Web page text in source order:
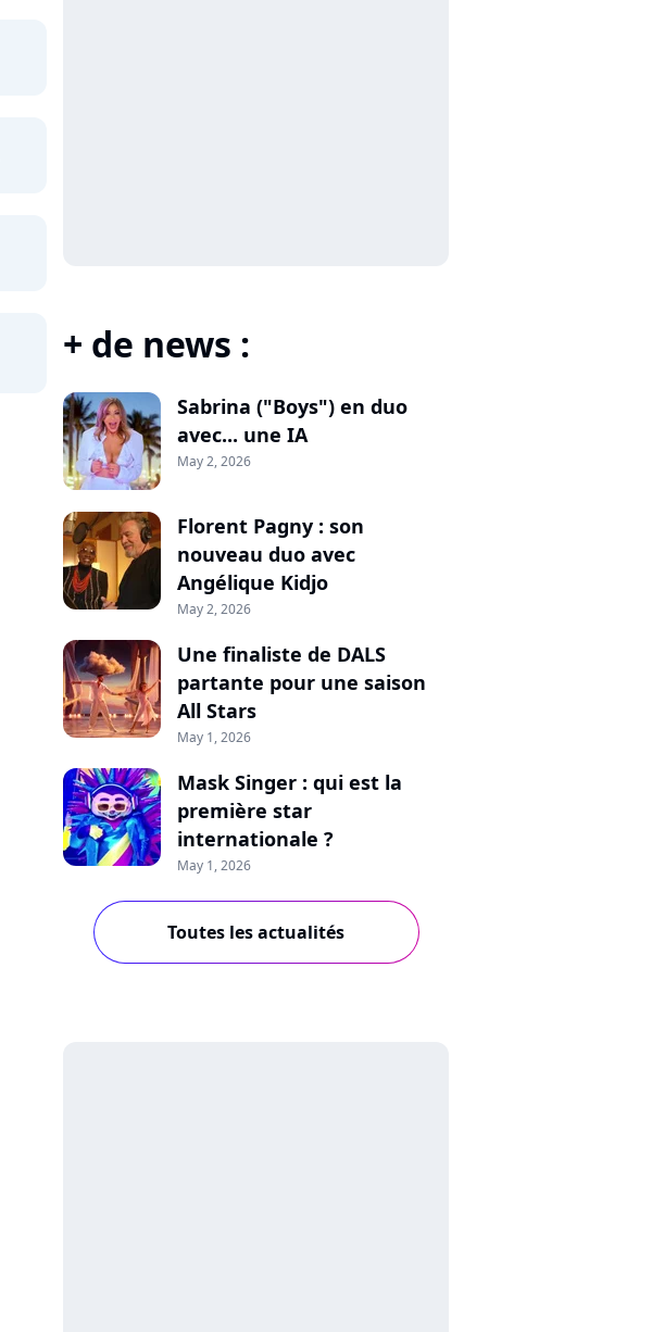
+ de news :
Sabrina ("Boys") en duo
avec... une IA
May 2, 2026
Florent Pagny : son
nouveau duo avec
Angélique Kidjo
May 2, 2026
Une finaliste de DALS
partante pour une saison
All Stars
May 1, 2026
Mask Singer : qui est la
première star
internationale ?
May 1, 2026
Toutes les actualités